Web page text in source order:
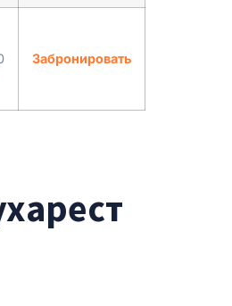
Забронировать